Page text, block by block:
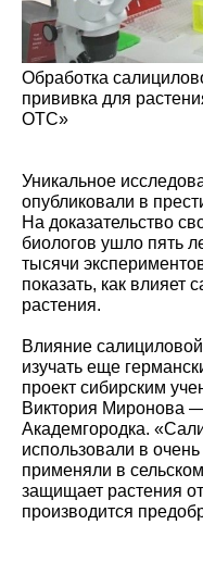
Обработка
прививка для
ОТС»
Уникальное
опубликовали в
На доказательство
биологов ушло пять
тысячи
показать, как влияет
растения.
Влияние
изучать еще
проект сибирским
Виктория Миронова
Академгородка.
использовали в
применяли в
защищает растения
производится